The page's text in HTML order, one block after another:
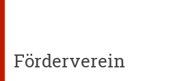
Förderverein